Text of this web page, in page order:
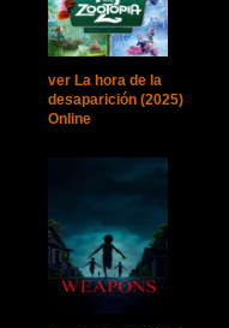
ver La hora de la
desaparición (2025)
Online